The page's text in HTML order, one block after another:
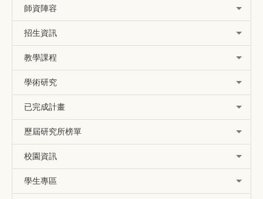
師資陣容
招生資訊
教學課程
學術研究
已完成計畫
歷屆研究所榜單
校園資訊
學生專區